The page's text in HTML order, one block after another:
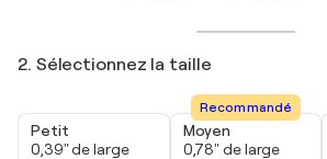
2. Sélectionnez la taille
Petit
0,39" de large
Recommandé
Moyen
0,78" de large